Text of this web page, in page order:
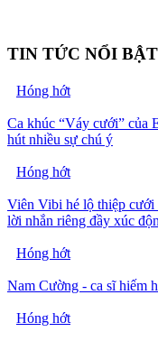
TIN TỨC NỔI BẬT
Hóng hớt
Ca khúc “Váy cưới” của
hút nhiều sự chú ý
Hóng hớt
Viên Vibi hé lộ thiệp cưới
lời nhắn riêng đầy xúc
Hóng hớt
Nam Cường - ca sĩ hiếm
Hóng hớt